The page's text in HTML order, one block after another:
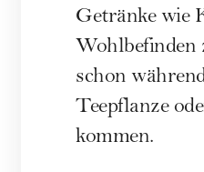
Getränke wie
Wohlbefinden
schon
Teepflanze
kommen.